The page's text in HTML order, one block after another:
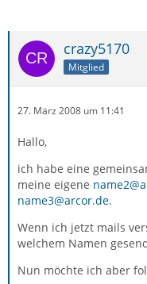
crazy5170
Mitglied
27. März 2008 um 11:41
Hallo,
ich habe eine
meine eigene
name3@arcor.de.
Wenn ich jetzt mails
welchem Namen
Nun möchte ich aber